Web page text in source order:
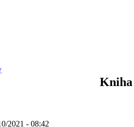
2021 - 08:42
Kniha